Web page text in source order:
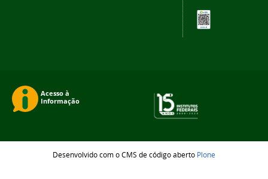
Desenvolvido com o CMS de código aberto Plone